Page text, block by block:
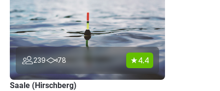
239 78 4.4
Saale (Hirschberg)